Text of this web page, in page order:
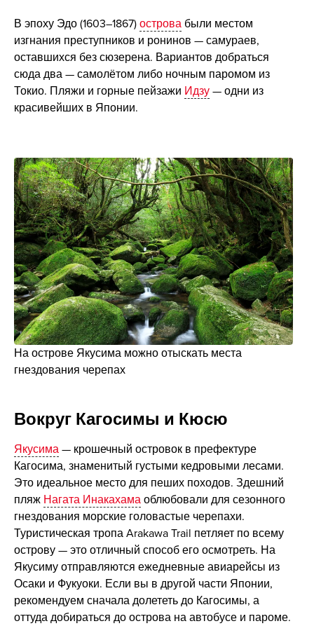
В эпоху Эдо (1603–1867) островабыли местом
изгнания преступников и ронинов — самураев,
оставшихся без сюзерена. Вариантов добраться
сюда два — самолётом либо ночным паромом из
Токио. Пляжи и горные пейзажи Идзу— одни из
красивейших в Японии.
На острове Якусима можно отыскать места
гнездования черепах
Вокруг Кагосимы и Кюсю
Якусима— крошечный островок в префектуре
Кагосима, знаменитый густыми кедровыми лесами.
Это идеальное место для пеших походов. Здешний
пляж Нагата Инакахамаоблюбовали для сезонного
гнездования морские головастые черепахи.
Туристическая тропа Arakawa Trail петляет по всему
острову — это отличный способ его осмотреть. На
Якусиму отправляются ежедневные авиарейсы из
Осаки и Фукуоки. Если вы в другой части Японии,
рекомендуем сначала долететь до Кагосимы, а
оттуда добираться до острова на автобусе и пароме.